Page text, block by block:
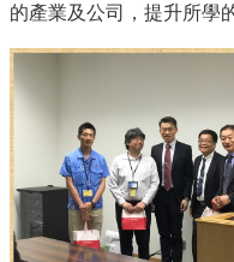
的產業及公司，提升所學